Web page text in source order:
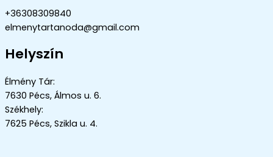
+36308309840
elmenytartanoda@gmail.com
Helyszín
Élmény Tár:
7630 Pécs, Álmos u. 6.
Székhely:
7625 Pécs, Szikla u. 4.